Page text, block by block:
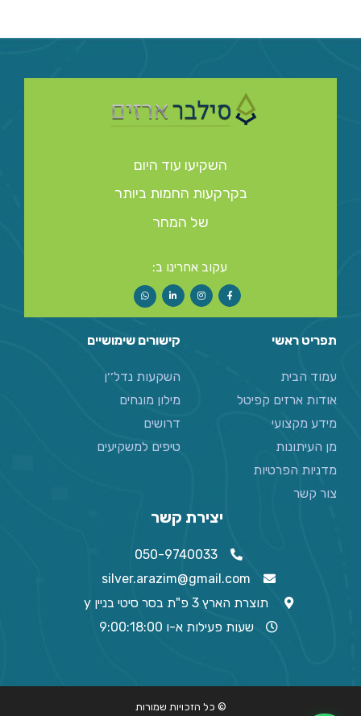
השקיעו עוד היום
בקרקעות החמות ביותר
של המחר
עקוב אחרינו ב:
תפריט ראשי
עמוד הבית
אודות ארזים קפיטל
מידע מקצועי
מן העיתונות
מדניות הפרטיות
צור קשר
קישורים שימושיים
השקעות נדל׳׳ן
מילון מונחים
דרושים
טיפים למשקיעים
יצירת קשר
050-9740033
silver.arazim@gmail.com
תוצרת הארץ 3 פ"ת בסר סיטי בניין y
שעות פעילות א-ו 9:00:18:00
© כל הזכויות שמורות